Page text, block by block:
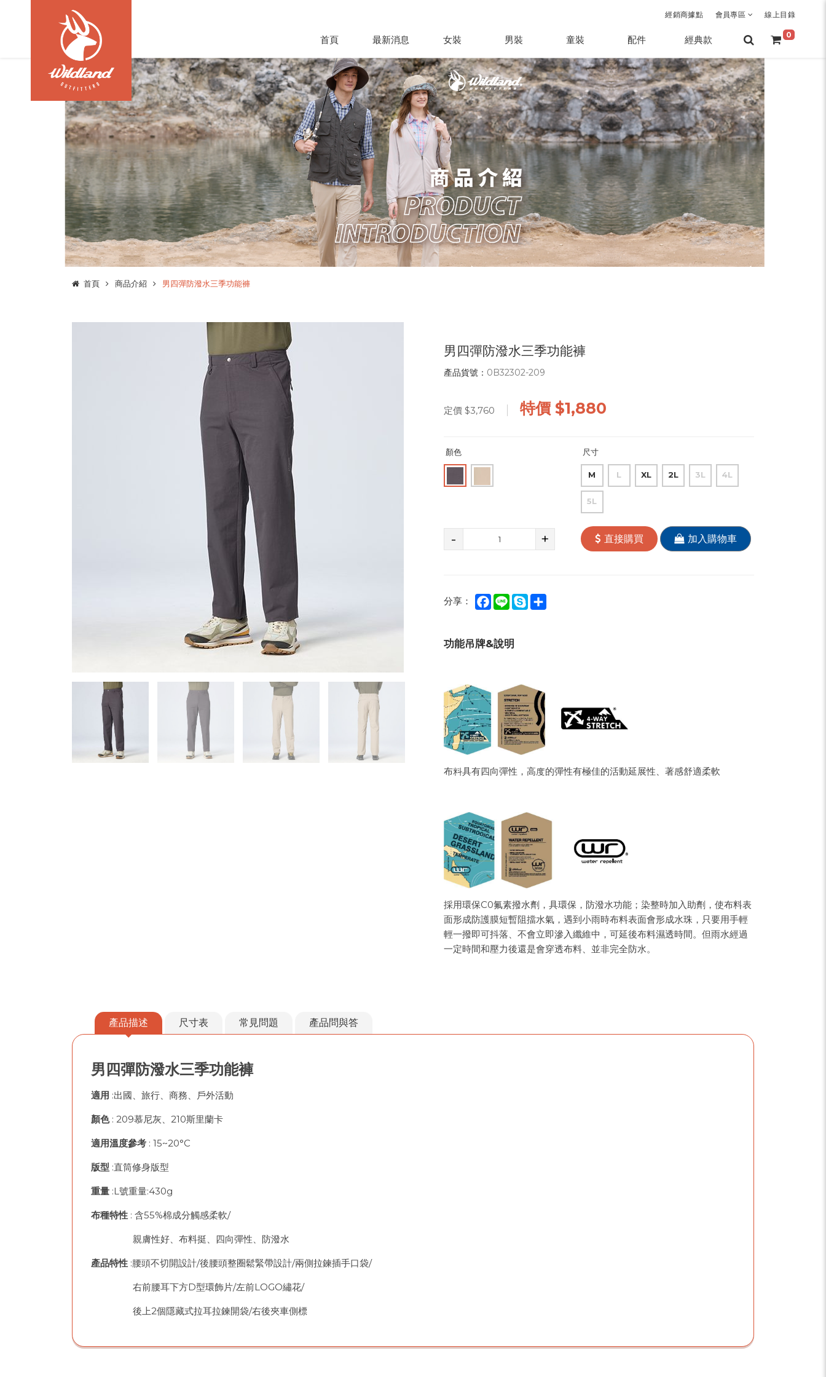
經銷商據點 會員專區 線上目錄
0
首頁 最新消息 女裝 男裝 童裝 配件 經典款
首頁 商品介紹 男四彈防潑水三季功能褲
男四彈防潑水三季功能褲
產品貨號： 0B32302-209
定價 $3,760 特價 $1,880
顏色 尺寸
M L XL 2L 3L 4L
5L
- + 直接購買 加入購物車
分享： Facebook
Line Skype
功能吊牌&說明
布料具有四向彈性，高度的彈性有極佳的活動延展性、著感舒適柔軟
採用環保C0氟素撥水劑，具環保，防潑水功能；染整時加入助劑，使布料表
面形成防護膜短暫阻擋水氣，遇到小雨時布料表面會形成水珠，只要用手輕
輕一撥即可抖落、不會立即滲入纖維中，可延後布料濕透時間。但雨水經過
一定時間和壓力後還是會穿透布料、並非完全防水。
產品描述 尺寸表 常見問題 產品問與答
男四彈防潑水三季功能褲
適用 :出國、旅行、商務、戶外活動
顏色: 209慕尼灰、210斯里蘭卡
適用溫度參考 : 15~20°C
版型 :直筒修身版型
重量 :L號重量:430g
布種特性 : 含55%棉成分觸感柔軟/
親膚性好、布料挺、四向彈性、防潑水
產品特性 :腰頭不切開設計/後腰頭整圈鬆緊帶設計/兩側拉鍊插手口袋/
右前腰耳下方D型環飾片/左前LOGO繡花/
後上2個隱藏式拉耳拉鍊開袋/右後夾車側標